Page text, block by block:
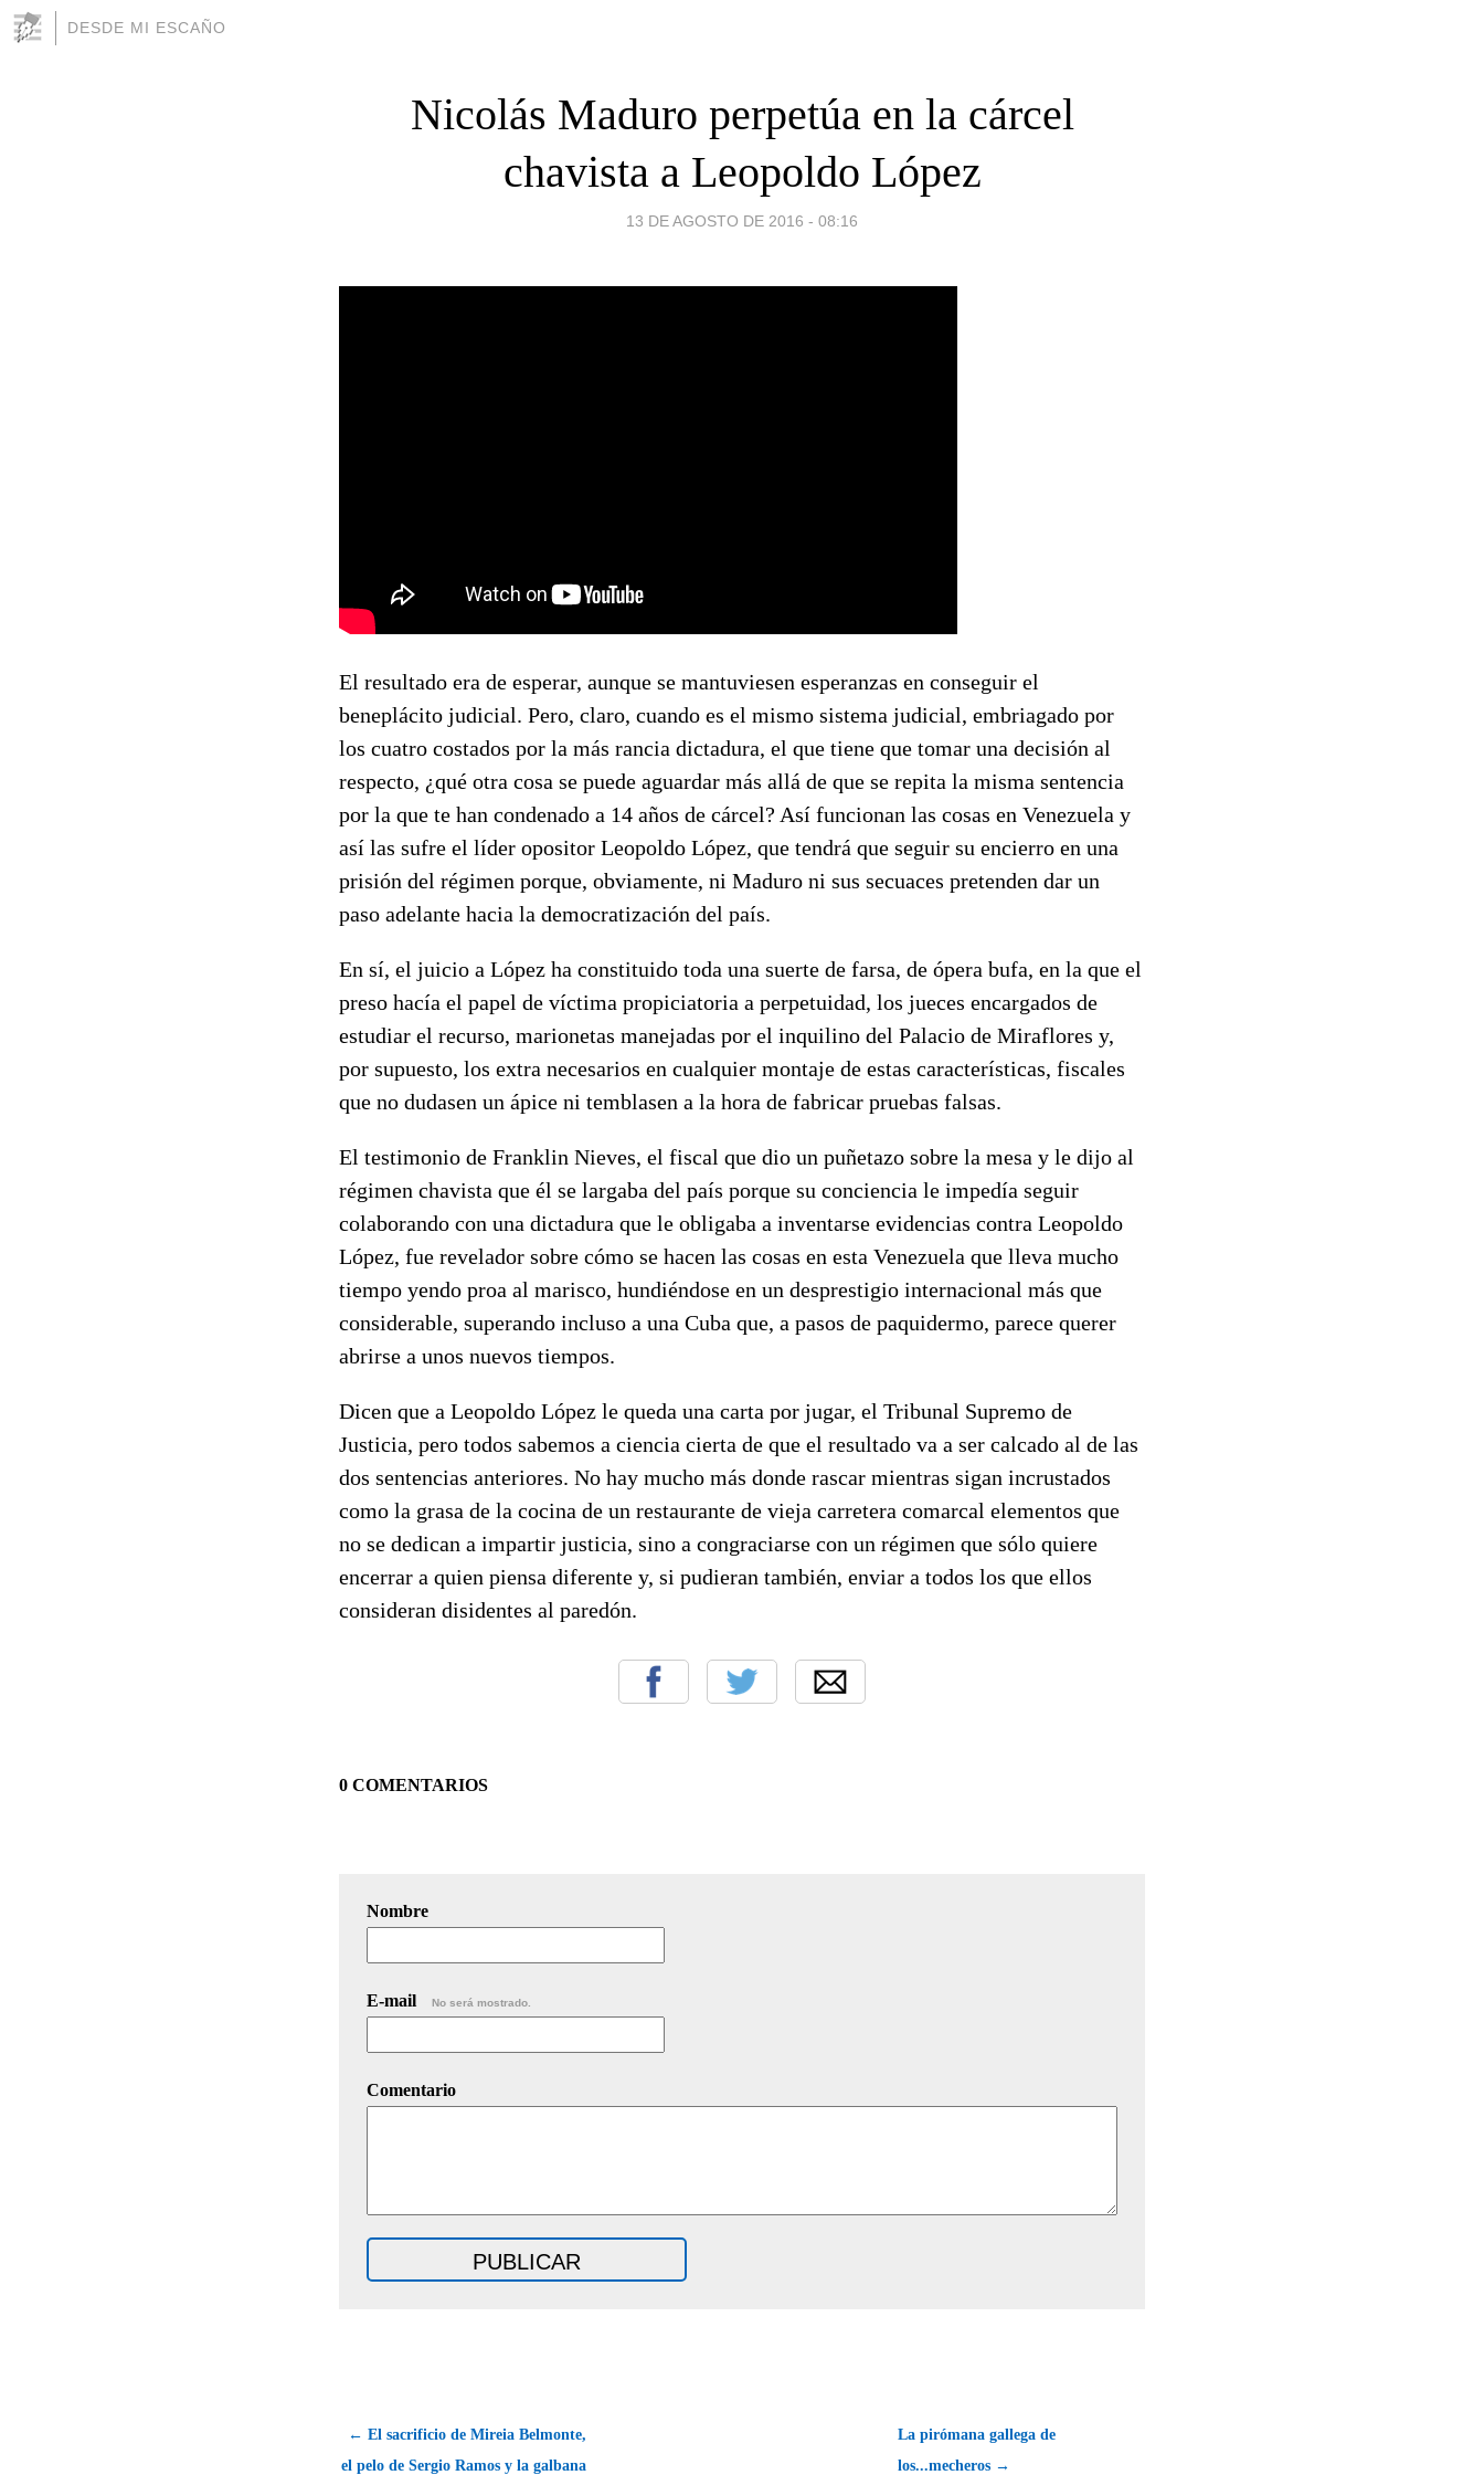
DESDE MI ESCAÑO
Nicolás Maduro perpetúa en la cárcel
chavista a Leopoldo López
13 DE AGOSTO DE 2016 - 08:16
El resultado era de esperar, aunque se mantuviesen esperanzas en conseguir el
beneplácito judicial. Pero, claro, cuando es el mismo sistema judicial, embriagado por
los cuatro costados por la más rancia dictadura, el que tiene que tomar una decisión al
respecto, ¿qué otra cosa se puede aguardar más allá de que se repita la misma sentencia
por la que te han condenado a 14 años de cárcel? Así funcionan las cosas en Venezuela y
así las sufre el líder opositor Leopoldo López, que tendrá que seguir su encierro en una
prisión del régimen porque, obviamente, ni Maduro ni sus secuaces pretenden dar un
paso adelante hacia la democratización del país.
En sí, el juicio a López ha constituido toda una suerte de farsa, de ópera bufa, en la que el
preso hacía el papel de víctima propiciatoria a perpetuidad, los jueces encargados de
estudiar el recurso, marionetas manejadas por el inquilino del Palacio de Miraflores y,
por supuesto, los extra necesarios en cualquier montaje de estas características, fiscales
que no dudasen un ápice ni temblasen a la hora de fabricar pruebas falsas.
El testimonio de Franklin Nieves, el fiscal que dio un puñetazo sobre la mesa y le dijo al
régimen chavista que él se largaba del país porque su conciencia le impedía seguir
colaborando con una dictadura que le obligaba a inventarse evidencias contra Leopoldo
López, fue revelador sobre cómo se hacen las cosas en esta Venezuela que lleva mucho
tiempo yendo proa al marisco, hundiéndose en un desprestigio internacional más que
considerable, superando incluso a una Cuba que, a pasos de paquidermo, parece querer
abrirse a unos nuevos tiempos.
Dicen que a Leopoldo López le queda una carta por jugar, el Tribunal Supremo de
Justicia, pero todos sabemos a ciencia cierta de que el resultado va a ser calcado al de las
dos sentencias anteriores. No hay mucho más donde rascar mientras sigan incrustados
como la grasa de la cocina de un restaurante de vieja carretera comarcal elementos que
no se dedican a impartir justicia, sino a congraciarse con un régimen que sólo quiere
encerrar a quien piensa diferente y, si pudieran también, enviar a todos los que ellos
consideran disidentes al paredón.
0 COMENTARIOS
Nombre
E-mail No será mostrado.
Comentario
← El sacrificio de Mireia Belmonte,
el pelo de Sergio Ramos y la galbana
La pirómana gallega de
los...mecheros →